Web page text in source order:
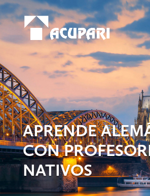
APRENDE
CON
NATIVOS